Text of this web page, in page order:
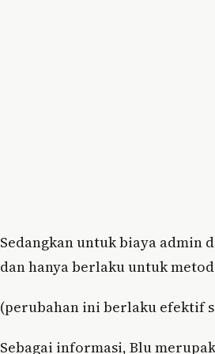
Sedangkan untuk biaya admin
dan hanya berlaku untuk
(perubahan ini berlaku efektif
Sebagai informasi, Blu